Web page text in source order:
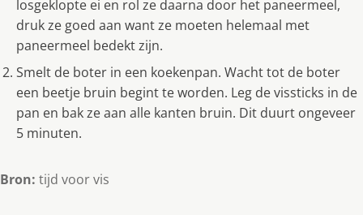
losgeklopte ei en rol ze daarna door het paneermeel,
druk ze goed aan want ze moeten helemaal met
paneermeel bedekt zijn.
Smelt de boter in een koekenpan. Wacht tot de boter
een beetje bruin begint te worden. Leg de vissticks in de
pan en bak ze aan alle kanten bruin. Dit duurt ongeveer
5 minuten.
Bron: tijd voor vis